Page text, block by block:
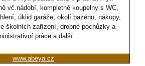
vč.nádobí, kompletně koupelny s WC,
úklid garáže, okolí bazénu, nákupy,
školních zařízení, drobné pochůzky a
práce a další.
www.abeya.cz